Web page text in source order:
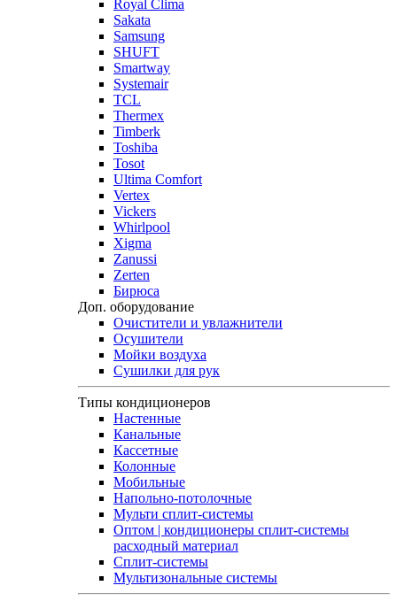
Royal Clima
Sakata
Samsung
SHUFT
Smartway
Systemair
TCL
Thermex
Timberk
Toshiba
Tosot
Ultima Comfort
Vertex
Vickers
Whirlpool
Xigma
Zanussi
Zerten
Бирюса
Доп. оборудование
Очистители и увлажнители
Осушители
Мойки воздуха
Сушилки для рук
Типы кондиционеров
Настенные
Канальные
Кассетные
Колонные
Мобильные
Напольно-потолочные
Мульти сплит-системы
Оптом | кондиционеры сплит-системы
расходный материал
Сплит-системы
Мультизональные системы